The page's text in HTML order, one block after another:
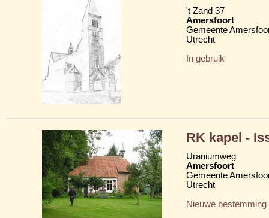
't Zand 37
Amersfoort
Gemeente
Utrecht
In gebruik
RK kapel -
Uraniumweg
Amersfoort
Gemeente
Utrecht
Nieuwe bestemming